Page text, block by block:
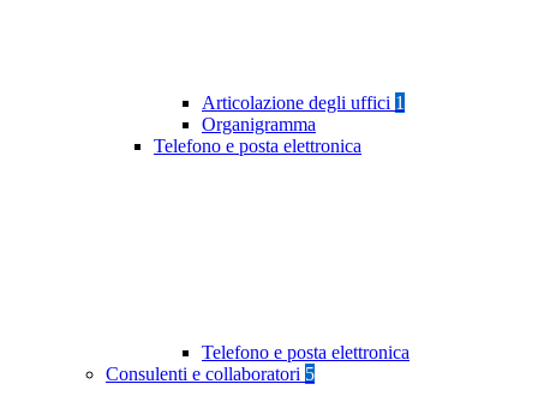
Articolazione degli uffici 1
Organigramma
Telefono e posta elettronica
Telefono e posta elettronica
Consulenti e collaboratori 5